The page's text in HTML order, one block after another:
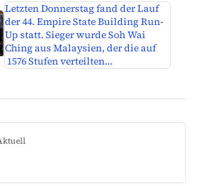
Letzten Donnerstag fand der Lauf
der 44. Empire State Building Run-
Up statt. Sieger wurde Soh Wai
Ching aus Malaysien, der die auf
1576 Stufen verteilten…